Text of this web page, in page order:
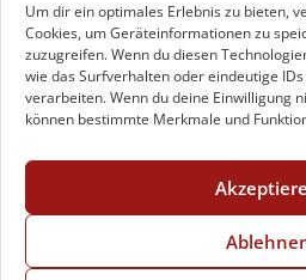
Um dir ein optimales Erlebnis zu bieten,
Cookies, um Geräteinformationen zu
zuzugreifen. Wenn du diesen
wie das Surfverhalten oder eindeutige
verarbeiten. Wenn du deine Einwilligung
können bestimmte Merkmale und
+49 221 29 28